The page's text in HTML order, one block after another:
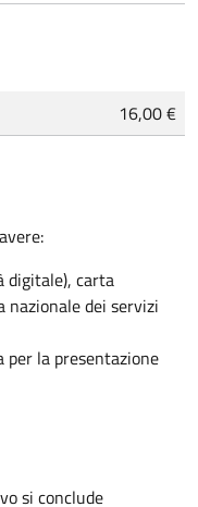
16,00 €
digitale), carta
nazionale dei servizi
la presentazione
si conclude